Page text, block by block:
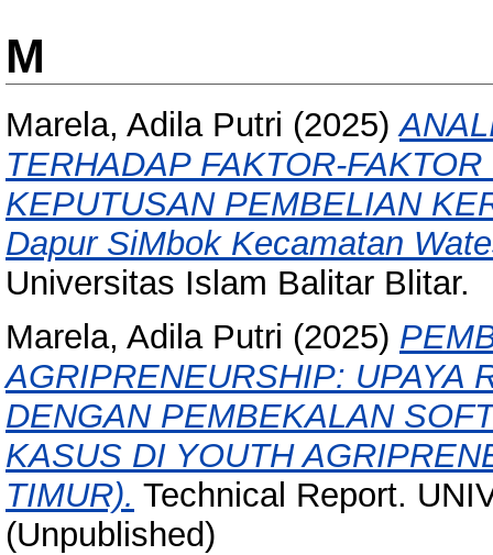
M
Marela, Adila Putri (2025)
TERHADAP FAKTOR-
KEPUTUSAN PEMBELIAN
Dapur SiMbok Kecamatan
Universitas Islam Balitar Blitar.
Marela, Adila Putri (2025)
AGRIPRENEURSHIP: UPAYA
DENGAN PEMBEKALAN
KASUS DI YOUTH
TIMUR). Technical Report.
(Unpublished)